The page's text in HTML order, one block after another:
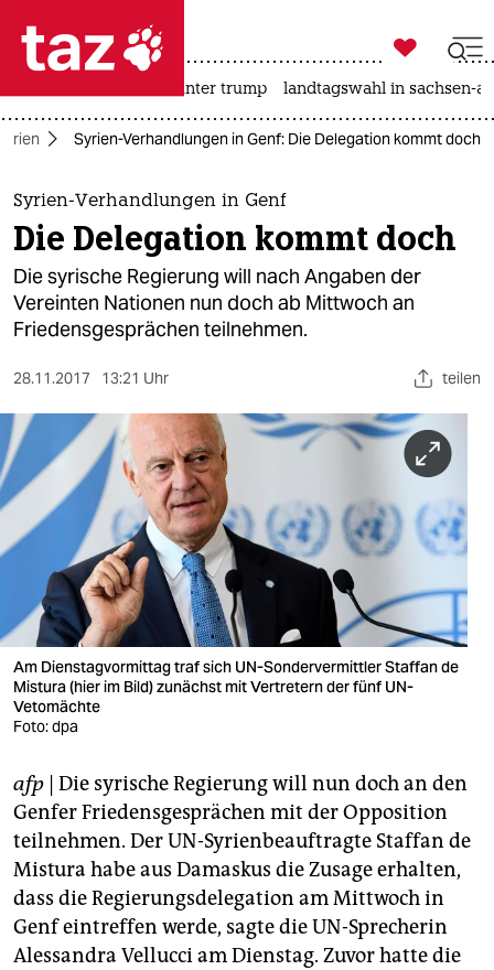
 taz zahl ich
taz zahl ich
themen
politik
öko
gesellschaft
sport
berlin
nord
wahrheit
verlag
verlag
veranstaltungen
shop
fragen & hilfe
unterstützen
abo
genossenschaft

taz zahl ich
usa unter trump landtagswahl in sachsen-
Syrien-Verhandlungen in Genf: Die Delegation kommt doch
Syrien-Verhandlungen in Genf
Die Delegation kommt doch
Die syrische Regierung will nach Angaben der
Vereinten Nationen nun doch ab Mittwoch an
Friedensgesprächen teilnehmen.
28.11.2017 13:21 Uhr teilen
Am Dienstagvormittag traf sich UN-Sondervermittler Staffan de
Mistura (hier im Bild) zunächst mit Vertretern der fünf UN-
Vetomächte
Foto: dpa
afp | Die syrische Regierung will nun doch an den
Genfer Friedensgesprächen mit der Opposition
teilnehmen. Der UN-Syrienbeauftragte Staffan de
Mistura habe aus Damaskus die Zusage erhalten,
dass die Regierungsdelegation am Mittwoch in
Genf eintreffen werde, sagte die UN-Sprecherin
Alessandra Vellucci am Dienstag. Zuvor hatte die